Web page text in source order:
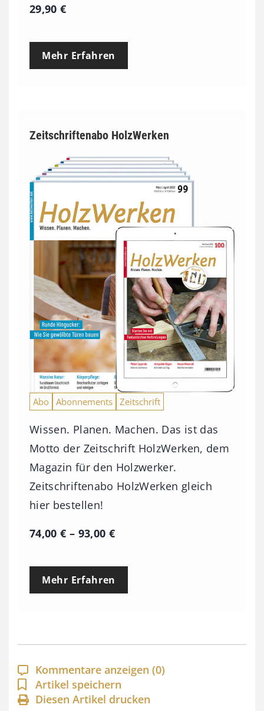
29,90€
Mehr Erfahren
Zeitschriftenabo HolzWerken
Abo Abonnements Zeitschrift
Wissen. Planen. Machen. Das ist das
Motto der Zeitschrift HolzWerken, dem
Magazin für den Holzwerker.
Zeitschriftenabo HolzWerken gleich
hier bestellen!
74,00€ – 93,00 €P
e
p
a
n
n
Mehr Erfahren
Kommentare anzeigen (0)
Artikel speichern
Diesen Artikel drucken